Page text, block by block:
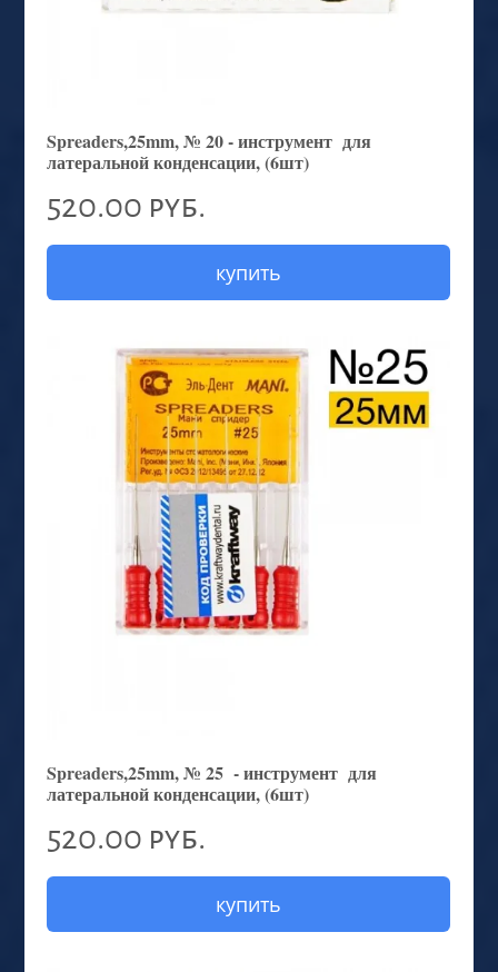
Spreaders,25mm, № 20 - инструмент для
латеральной конденсации, (6шт)
520.00 руб.
купить
Spreaders,25mm, № 25 - инструмент для
латеральной конденсации, (6шт)
520.00 руб.
купить